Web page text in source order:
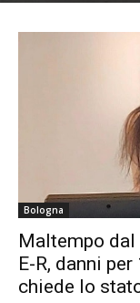
Bologna
Maltempo dal
E-R, danni
chiede lo